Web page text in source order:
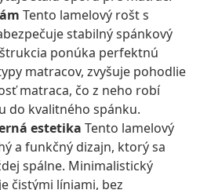
Tento lamelový rošt s
stabilný spánkový
ponúka perfektnú
matracov, zvyšuje pohodlie
matraca, čo z neho robí
do kvalitného spánku.
estetika Tento lamelový
a funkčný dizajn, ktorý sa
spálne. Minimalistický
čistými líniami, bez